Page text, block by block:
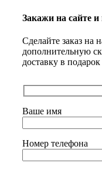
Закажи на сайте
Сделайте заказ на
дополнительную
доставку в подарок
Ваше имя
Номер телефона